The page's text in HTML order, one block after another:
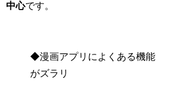
中心です。
◆漫画アプリによくある機能
がズラリ